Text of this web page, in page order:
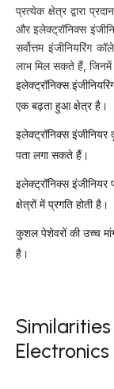
प्रत्येक क्षेत्र द्वारा
और इलेक्ट्रॉनिक्स
सर्वोत्तम इंजीनियरिंग
लाभ मिल सकते हैं,
इलेक्ट्रॉनिक्स
एक बढ़ता हुआ क्षेत्र है।
इलेक्ट्रॉनिक्स इंजीनियर
पता लगा सकते हैं।
इलेक्ट्रॉनिक्स इंजीनियर
क्षेत्रों में प्रगति होती है।
कुशल पेशेवरों की उच्च
है।